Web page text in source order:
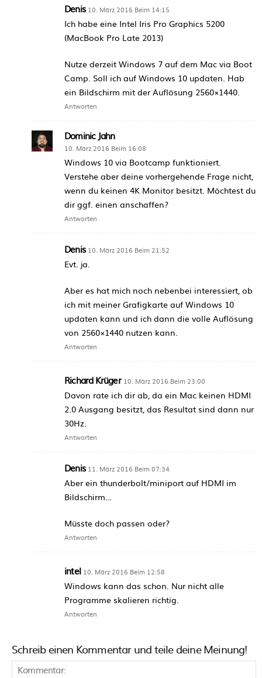
Denis 10. März 2016 Beim 14:15
Ich habe eine Intel Iris Pro Graphics 5200
(MacBook Pro Late 2013)
Nutze derzeit Windows 7 auf dem Mac via Boot
Camp. Soll ich auf Windows 10 updaten. Hab
ein Bildschirm mit der Auflösung 2560×1440.
Antworten
Dominic Jahn
10. März 2016 Beim 16:08
Windows 10 via Bootcamp funktioniert.
Verstehe aber deine vorhergehende Frage nicht,
wenn du keinen 4K Monitor besitzt. Möchtest du
dir ggf. einen anschaffen?
Antworten
Denis 10. März 2016 Beim 21:52
Evt. ja.
Aber es hat mich noch nebenbei interessiert, ob
ich mit meiner Grafigkarte auf Windows 10
updaten kann und ich dann die volle Auflösung
von 2560×1440 nutzen kann.
Antworten
Richard Krüger 10. März 2016 Beim 23:00
Davon rate ich dir ab, da ein Mac keinen HDMI
2.0 Ausgang besitzt, das Resultat sind dann nur
30Hz.
Antworten
Denis 11. März 2016 Beim 07:34
Aber ein thunderbolt/miniport auf HDMI im
Bildschirm…
Müsste doch passen oder?
Antworten
intel 10. März 2016 Beim 12:58
Windows kann das schon. Nur nicht alle
Programme skalieren richtig.
Antworten
Schreib einen Kommentar und teile deine Meinung!